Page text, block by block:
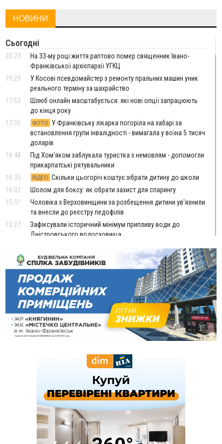
НОВИНИ
Сьогодні
20:23
На 33-му році життя раптово помер священник Івано-
Франківської архієпархії УГКЦ
19:29
У Косові псевдомайстер з ремонту пральних машин уник
реального терміну за шахрайство
17:53
Шлюб онлайн масштабується: які нові опції запрацюють
до кінця року
17:05
ФОТО
У Франківську лікарка погоріла на хабарі за
встановлення групи інвалідності - вимагала у воїна 5 тисяч
доларів
16:48
Під Хом'яком заблукала туристка з немовлям - допомогли
прикарпатські рятувальники
16:35
ВІДЕО Скільки цьогоріч коштує зібрати дитину до школи
16:02
Шолом для боксу: як обрати захист для спарингу
15:51
Чоловіка з Верховинщини за розбещення дитини ув'язнили
та внесли до реєстру педофілів
15:27
Зафіксували історичний мінімум припливу води до
Дністровського водосховища
Керівник відділу прокуратури, депутат і чиновники:
стало відомо, хто фігурує у справі про дерибан лісу біля
Буковелю
14:33
ТОП крафтових витриманих сирів українського
виробництва
13:46
У Косові судили чоловіка за підпал туалету, через який
згорів сарай і пошкодило хату
13:28
Скандал із собакою на «Новій пошті» стався у Слов'янську,
а не у Франківську. Працівників передумали звільняти
влаштував стрілянину - обійшовся штрафом
Франківця, який приїхав до родичів у росію, засудили
до 13 років за донати в Україні
Мінвідновлення оголосило конкурс на міжобласні
автобусні маршрути з та на Прикарпаття
Прикарпаття втратило у війні з росією ще двох захисників
У Львові пʼяний чоловік з мисливською рушницею
погрожував убити сусідів